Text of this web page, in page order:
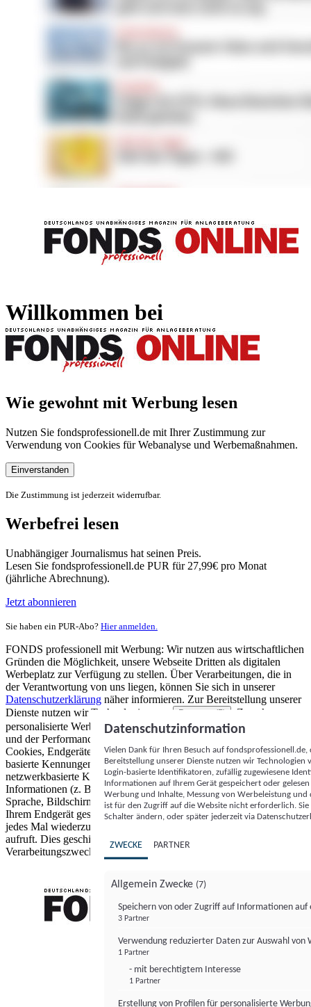
Willkommen bei
Wie gewohnt mit Werbung lesen
Nutzen Sie fondsprofessionell.de mit Ihrer Zustimmung zur
Verwendung von Cookies für Webanalyse und Werbemaßnahmen.
Einverstanden
Die Zustimmung ist jederzeit widerrufbar.
Werbefrei lesen
Unabhängiger Journalismus hat seinen Preis.
Lesen Sie fondsprofessionell.de PUR für 27,99€ pro Monat
(jährliche Abrechnung).
Jetzt abonnieren
Sie haben ein PUR-Abo? Hier anmelden.
FONDS professionell mit Werbung: Wir nutzen aus wirtschaftlichen
Gründen die Möglichkeit, unsere Webseite Dritten als digitalen
Werbeplatz zur Verfügung zu stellen. Über Verarbeitungen, die in
der Verantwortung von uns liegen, können Sie sich in unserer
Datenschutzerklärung näher informieren. Zur Bereitstellung unserer
Dienste nutzen wir Technologien von
Partnern (5)
. Zwecke:
personalisierte Werbung und Inhalte, Messung von Werbeleistung
und der Performance von Inhalten sowie Zielgruppenforschung.
Cookies, Endgeräte- oder ähnliche Online-Kennungen (z. B. login-
basierte Kennungen, zufällig generierte Kennungen,
netzwerkbasierte Kennungen) können zusammen mit anderen
Informationen (z. B. Browsertyp und Browserinformationen,
Sprache, Bildschirmgröße, unterstützte Technologien usw.) auf
Ihrem Endgerät gespeichert oder von dort ausgelesen werden, um es
jedes Mal wiederzuerkennen, wenn es eine App oder einer Webseite
aufruft. Dies geschieht für einen oder mehrere der hier aufgeführten
Verarbeitungszwecke.
Datenschutzinformation
Vielen Dank für Ihren Besuch auf
Bereitstellung unserer Dienste nutzen wir Technologien
Login-basierte Identifikatoren, zufällig zugewiesene
Informationen auf Ihrem Gerät gespeichert oder
Werbung und Inhalte, Messung von Werbeleistung
ist für den Zugriff auf die Website nicht erforderlich.
Schalter ändern, oder später jederzeit via
ZWECKE PARTNER
Allgemein Zwecke (7)
Speichern von oder Zugriff auf Informationen auf
3 Partner
Verwendung reduzierter Daten zur Auswahl von
1 Partner
- mit berechtigtem Interesse
1 Partner
Erstellung von Profilen für personalisierte
FONDS professionell